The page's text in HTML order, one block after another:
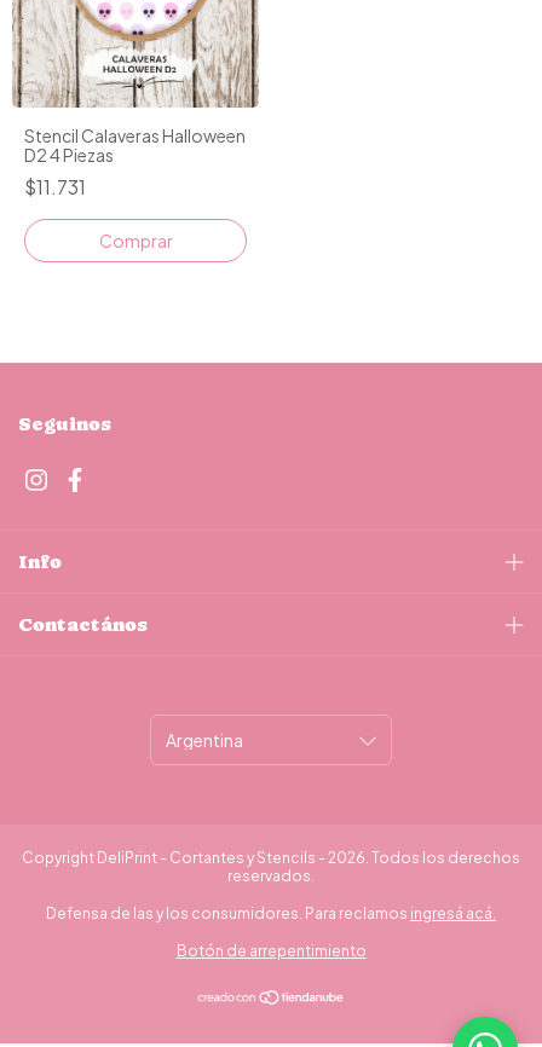
Stencil Calaveras Halloween
D2 4 Piezas
$11.731
Seguinos
Info
Contactános
Copyright DeliPrint - Cortantes y Stencils - 2026. Todos los derechos
reservados.
Defensa de las y los consumidores. Para reclamos ingresá acá.
Botón de arrepentimiento